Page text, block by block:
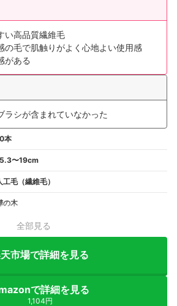
い高品質繊維毛
の毛で肌触りがよく心地よい使用感
がある
ラシが含まれていなかった
本
〜19cm
工毛（繊維毛）
の木
全部見る
市場で詳細を見る
で詳細を見る
1,104円